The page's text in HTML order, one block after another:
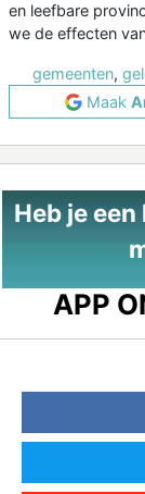
en leefbare
we de effecten
gemeenten,
Maak
Heb je
APP